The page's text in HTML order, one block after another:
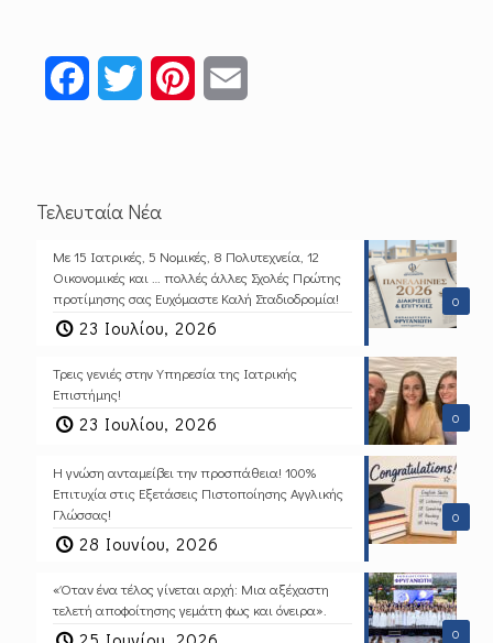
FacebookTwitter Pinterest
Τελευταία Νέα
0
Με 15 Ιατρικές, 5 Νομικές, 8 Πολυτεχνεία, 12
Οικονομικές και … πολλές άλλες Σχολές Πρώτης
προτίμησης σας Ευχόμαστε Καλή Σταδιοδρομία!
23 Ιουλίου, 2026
0
Τρεις γενιές στην Υπηρεσία της Ιατρικής
Επιστήμης!
23 Ιουλίου, 2026
0
Η γνώση ανταμείβει την προσπάθεια! 100%
Επιτυχία στις Εξετάσεις Πιστοποίησης Αγγλικής
Γλώσσας!
28 Ιουνίου, 2026
0
«Όταν ένα τέλος γίνεται αρχή: Μια αξέχαστη
τελετή αποφοίτησης γεμάτη φως και όνειρα».